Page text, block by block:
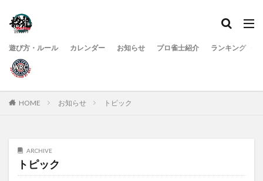
遊び方・ルール カレンダー お知らせ プロ雀士紹介 ランキング
HOME お知らせ トピック
ARCHIVE
トピック